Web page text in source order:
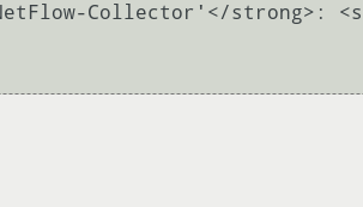
Collector'</strong>: